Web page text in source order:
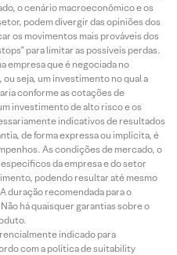
o cenário macroeconômico e os
podem divergir das opiniões dos
os movimentos mais prováveis dos
para limitar as possíveis perdas.
empresa que é negociada no
seja, um investimento no qual a
conforme as cotações de
investimento de alto risco e os
indicativos de resultados
de forma expressa ou implícita, é
As condições de mercado, o
da empresa e do setor
podendo resultar até mesmo
duração recomendada para o
há quaisquer garantias sobre o
indicado para
com a política de suitability